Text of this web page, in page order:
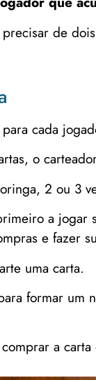
de
cada
o
2 ou 3
a
e fazer
uma carta.
formar um
a